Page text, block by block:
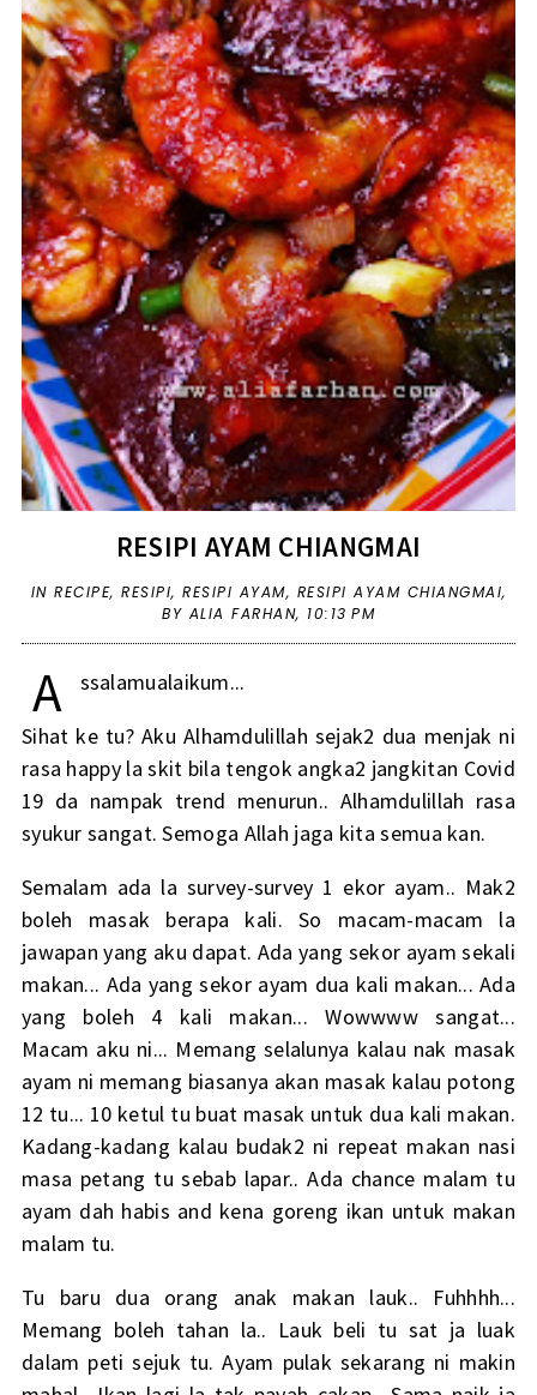
RESIPI AYAM CHIANGMAI
IN RECIPE, RESIPI, RESIPI AYAM, RESIPI AYAM CHIANGMAI,
BY ALIA FARHAN, 10:13 PM
A
ssalamualaikum...
Sihat ke tu? Aku Alhamdulillah sejak2 dua menjak ni
rasa happy la skit bila tengok angka2 jangkitan Covid
19 da nampak trend menurun.. Alhamdulillah rasa
syukur sangat. Semoga Allah jaga kita semua kan.
Semalam ada la survey-survey 1 ekor ayam.. Mak2
boleh masak berapa kali. So macam-macam la
jawapan yang aku dapat. Ada yang sekor ayam sekali
makan... Ada yang sekor ayam dua kali makan... Ada
yang boleh 4 kali makan... Wowwww sangat...
Macam aku ni... Memang selalunya kalau nak masak
ayam ni memang biasanya akan masak kalau potong
12 tu... 10 ketul tu buat masak untuk dua kali makan.
Kadang-kadang kalau budak2 ni repeat makan nasi
masa petang tu sebab lapar.. Ada chance malam tu
ayam dah habis and kena goreng ikan untuk makan
malam tu.
Tu baru dua orang anak makan lauk.. Fuhhhh...
Memang boleh tahan la.. Lauk beli tu sat ja luak
dalam peti sejuk tu. Ayam pulak sekarang ni makin